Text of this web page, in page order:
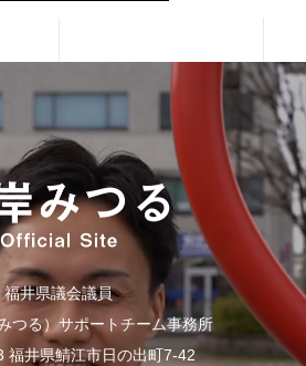
福井県議会議員
つる）サポートチーム事務所
福井県鯖江市日の出町7-42